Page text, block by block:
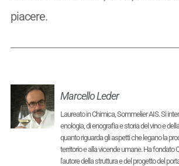
piacere.
Marcello Leder
Laureato in Chimica, Sommelier AIS. Si
enologia, di enografia e storia del vino e
quanto riguarda gli aspetti che legano la
territorio e alla vicende umane. Ha fondato
l'autore della struttura e del progetto del